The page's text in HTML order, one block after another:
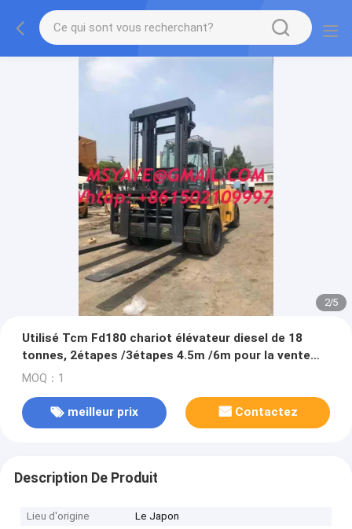
2/5
Utilisé Tcm Fd180 chariot élévateur diesel de 18
tonnes, 2étapes /3étapes 4.5m /6m pour la vente
d'étapes
MOQ：1
meilleur prix Contactez
Description De Produit
Lieu d'origine
Le Japon